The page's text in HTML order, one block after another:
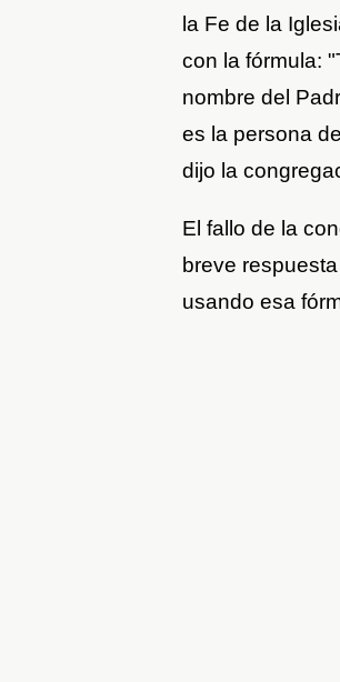
la Fe de la
con la fórmula:
nombre del
es la persona
dijo la
El fallo de la
breve
usando esa